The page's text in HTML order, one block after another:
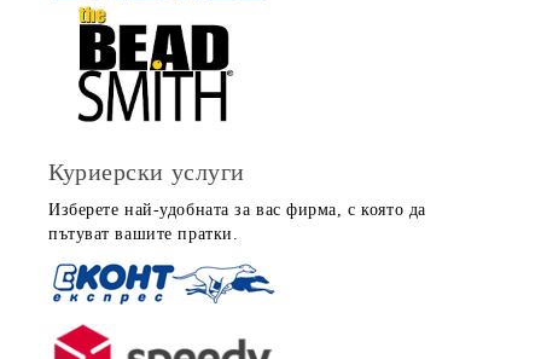
Куриерски услуги
Изберете най-удобната за вас фирма, с която да
пътуват вашите пратки.